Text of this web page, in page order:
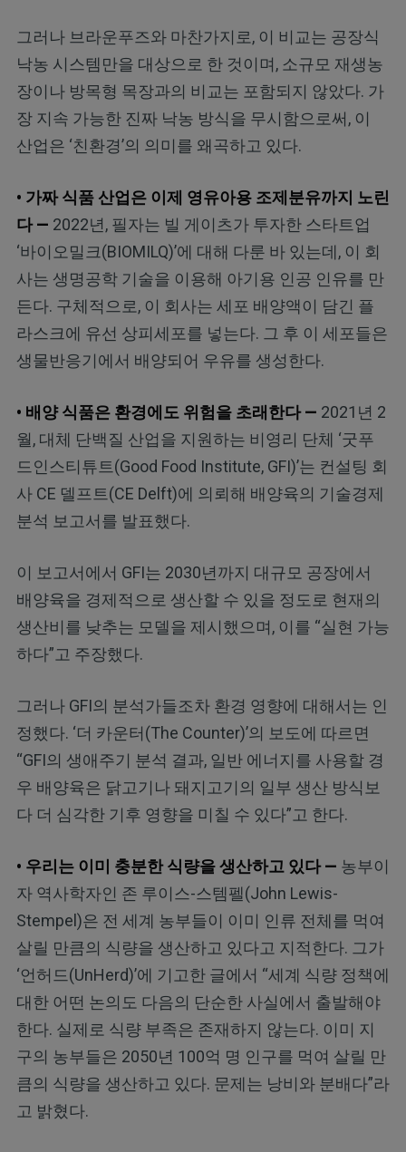
그러나 브라운푸즈와 마찬가지로, 이 비교는 공장식
낙농 시스템만을 대상으로 한 것이며, 소규모 재생농
장이나 방목형 목장과의 비교는 포함되지 않았다. 가
장 지속 가능한 진짜 낙농 방식을 무시함으로써, 이
산업은 ‘친환경’의 의미를 왜곡하고 있다.
• 가짜 식품 산업은 이제 영유아용 조제분유까지 노린
다 — 2022년, 필자는 빌 게이츠가 투자한 스타트업
‘바이오밀크(BIOMILQ)’에 대해 다룬 바 있는데, 이 회
사는 생명공학 기술을 이용해 아기용 인공 인유를 만
든다. 구체적으로, 이 회사는 세포 배양액이 담긴 플
라스크에 유선 상피세포를 넣는다. 그 후 이 세포들은
생물반응기에서 배양되어 우유를 생성한다.
• 배양 식품은 환경에도 위험을 초래한다 — 2021년 2
월, 대체 단백질 산업을 지원하는 비영리 단체 ‘굿푸
드인스티튜트(Good Food Institute, GFI)’는 컨설팅 회
사 CE 델프트(CE Delft)에 의뢰해 배양육의 기술경제
분석 보고서를 발표했다.
이 보고서에서 GFI는 2030년까지 대규모 공장에서
배양육을 경제적으로 생산할 수 있을 정도로 현재의
생산비를 낮추는 모델을 제시했으며, 이를 “실현 가능
하다”고 주장했다.
그러나 GFI의 분석가들조차 환경 영향에 대해서는 인
정했다. ‘더 카운터(The Counter)’의 보도에 따르면
“GFI의 생애주기 분석 결과, 일반 에너지를 사용할 경
우 배양육은 닭고기나 돼지고기의 일부 생산 방식보
다 더 심각한 기후 영향을 미칠 수 있다”고 한다.
• 우리는 이미 충분한 식량을 생산하고 있다 — 농부이
자 역사학자인 존 루이스-스템펠(John Lewis-
Stempel)은 전 세계 농부들이 이미 인류 전체를 먹여
살릴 만큼의 식량을 생산하고 있다고 지적한다. 그가
‘언허드(UnHerd)’에 기고한 글에서 “세계 식량 정책에
대한 어떤 논의도 다음의 단순한 사실에서 출발해야
한다. 실제로 식량 부족은 존재하지 않는다. 이미 지
구의 농부들은 2050년 100억 명 인구를 먹여 살릴 만
큼의 식량을 생산하고 있다. 문제는 낭비와 분배다”라
고 밝혔다.